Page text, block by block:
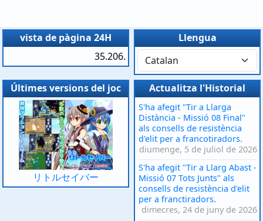
vista de pàgina 24H
35.206.
Llengua
Últimes versions del joc
リトルセイバー
Actualitza l'Historial
S'ha afegit "Tir a Llarga
Distància - Missió 08 Final"
als consells de resistència
d'elit per a francotiradors.
diumenge, 5 de juliol de 2026
S'ha afegit "Tir a Llarg Abast -
Missió 07 Tots Junts" als
consells de resistència d'elit
per a franctiradors.
dimecres, 24 de juny de 2026